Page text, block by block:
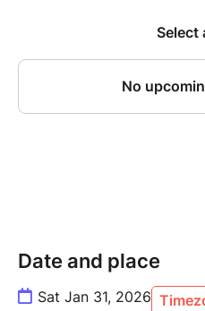
Date and place
Sat Jan 31, 2026